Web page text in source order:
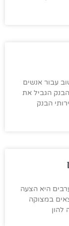
עבור אנשים
הגביל את
הבנק
היא הצעה
במצוקה
להון